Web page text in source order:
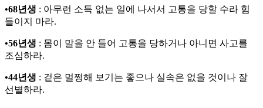
•68년생 : 아무런 소득 없는 일에 나서서 고통을 당할 수라 힘
들이지 마라.
•56년생 : 몸이 말을 안 들어 고통을 당하거나 아니면 사고를
조심하라.
•44년생 : 겉은 멀쩡해 보기는 좋으나 실속은 없을 것이나 잘
선별하라.